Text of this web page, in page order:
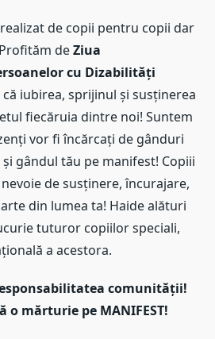
de copii pentru copii dar
deZiua
cu Dizabilități
iubirea, sprijinul și susținerea
fiecăruia dintre noi! Suntem
vor fi încărcați de gânduri
și gândul tău pe manifest! Copiii
de susținere, încurajare,
din lumea ta! Haide alături
tuturor copiilor speciali,
a acestora.
comunității!
o mărturie pe MANIFEST!